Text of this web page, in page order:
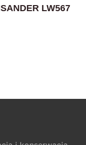
LW567